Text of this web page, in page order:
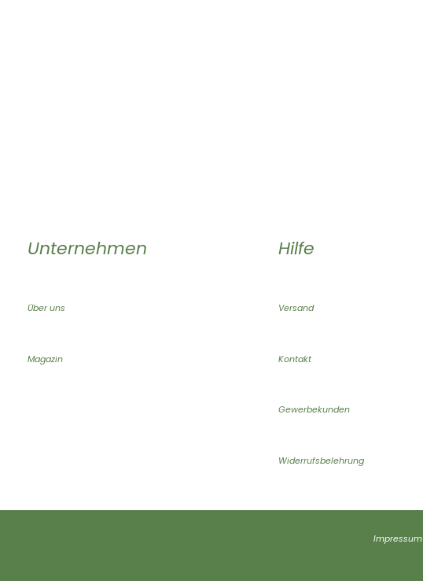
Unternehmen
Über uns
Magazin
Hilfe
Versand
Kontakt
Gewerbekunden
Widerrufsbelehrung
Impressum